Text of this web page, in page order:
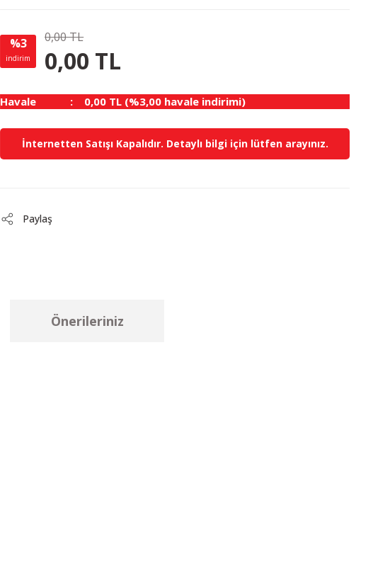
%3
indirim
0,00 TL
0,00 TL
Havale 0,00 TL (%3,00 havale indirimi)
İnternetten Satışı Kapalıdır. Detaylı bilgi için lütfen arayınız.
Paylaş
Önerileriniz